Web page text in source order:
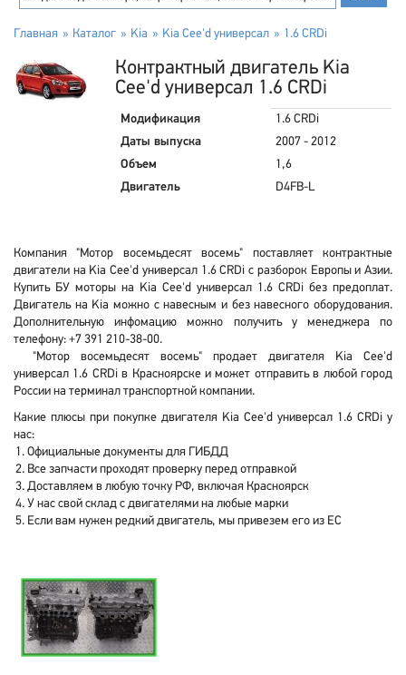
Главная Каталог Kia Kia Cee'd универсал 1.6 CRDi
Контрактный двигатель Kia
Cee'd универсал 1.6 CRDi
Модификация
1.6 CRDi
Даты выпуска
2007 - 2012
Объем
1,6
Двигатель
D4FB-L
Компания "Мотор восемьдесят восемь" поставляет контрактные
двигатели на Kia Cee'd универсал 1.6 CRDi с разборок Европы и Азии.
Купить БУ моторы на Kia Cee'd универсал 1.6 CRDi без предоплат.
Двигатель на Kia можно с навесным и без навесного оборудования.
Дополнительную инфомацию можно получить у менеджера по
телефону: +7 391 210-38-00.
"Мотор восемьдесят восемь" продает двигателя Kia Cee'd
универсал 1.6 CRDi в Красноярске и может отправить в любой город
России на терминал транспортной компании.
Какие плюсы при покупке двигателя Kia Cee'd универсал 1.6 CRDi у
нас:
Официальные документы для ГИБДД
Все запчасти проходят проверку перед отправкой
Доставляем в любую точку РФ, включая Красноярск
У нас свой склад с двигателями на любые марки
Если вам нужен редкий двигатель, мы привезем его из ЕС